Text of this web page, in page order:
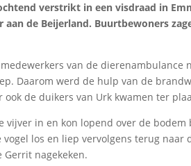
verstrikt in een visdraad in
aan de Beijerland. Buurtbewoners
van de
Daarom werd de hulp van de
de duikers van Urk kwamen ter
vijver in en kon lopend over de
los en liep vervolgens terug naar
Gerrit nagekeken.